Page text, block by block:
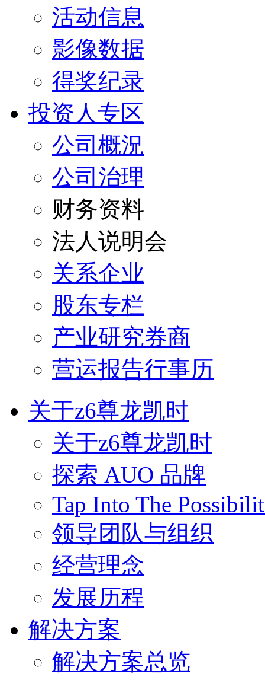
活动信息
影像数据
得奖纪录
投资人专区
公司概況
公司治理
财务资料
法人说明会
关系企业
股东专栏
产业研究券商
营运报告行事历
关于z6尊龙凯时
关于z6尊龙凯时
探索 AUO 品牌
Tap Into The
领导团队与组织
经营理念
发展历程
解决方案
解决方案总览